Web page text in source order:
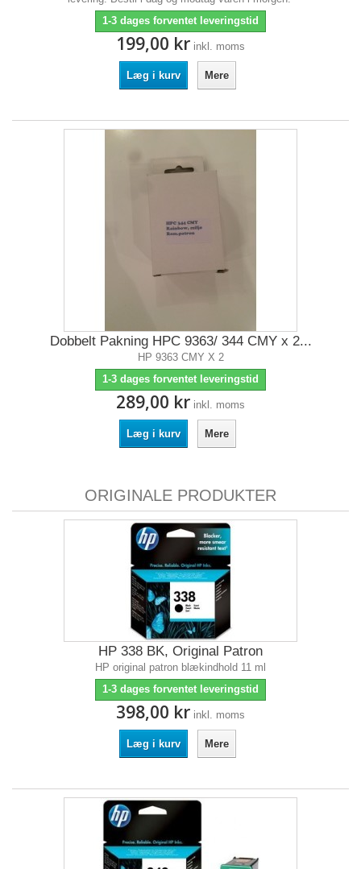
1-3 dages forventet leveringstid
199,00 kr inkl. moms
Læg i kurv Mere
Dobbelt Pakning HPC 9363/ 344 CMY x 2...
HP 9363 CMY X 2
1-3 dages forventet leveringstid
289,00 kr inkl. moms
Læg i kurv Mere
ORIGINALE PRODUKTER
HP 338 BK, Original Patron
HP original patron blækindhold 11 ml
1-3 dages forventet leveringstid
398,00 kr inkl. moms
Læg i kurv Mere